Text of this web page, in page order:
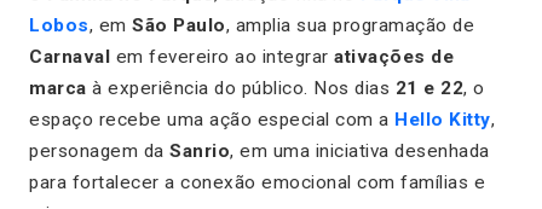
Lobos, em São Paulo, amplia sua programação de
Carnaval em fevereiro ao integrar ativações de
marca à experiência do público. Nos dias 21 e 22, o
espaço recebe uma ação especial com a Hello Kitty,
personagem da Sanrio, em uma iniciativa desenhada
para fortalecer a conexão emocional com famílias e